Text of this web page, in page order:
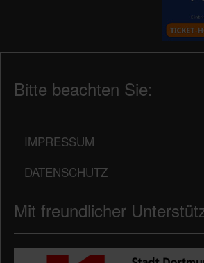
Bitte beachten Sie:
IMPRESSUM
DATENSCHUTZ
Mit freundlicher